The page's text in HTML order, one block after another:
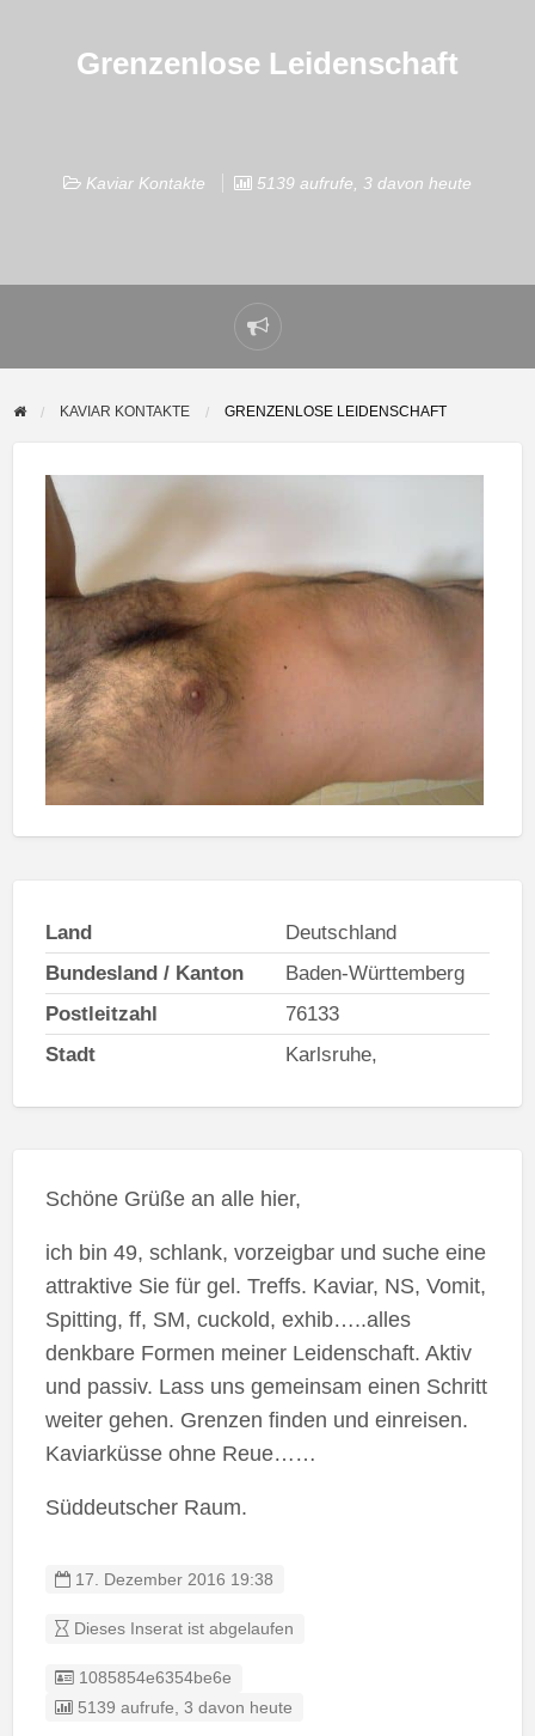
Grenzenlose Leidenschaft
Kaviar Kontakte 5139 aufrufe, 3 davon heute
Problem
melden
KAVIAR KONTAKTE GRENZENLOSE LEIDENSCHAFT
Land
Deutschland
Bundesland / Kanton
Baden-Württemberg
Postleitzahl
76133
Stadt
Karlsruhe,
Schöne Grüße an alle hier,
ich bin 49, schlank, vorzeigbar und suche eine
attraktive Sie für gel. Treffs. Kaviar, NS, Vomit,
Spitting, ff, SM, cuckold, exhib…..alles
denkbare Formen meiner Leidenschaft. Aktiv
und passiv. Lass uns gemeinsam einen Schritt
weiter gehen. Grenzen finden und einreisen.
Kaviarküsse ohne Reue……
Süddeutscher Raum.
17. Dezember 2016 19:38
Dieses Inserat ist abgelaufen
Listing ID
1085854e6354be6e
5139 aufrufe, 3 davon heute